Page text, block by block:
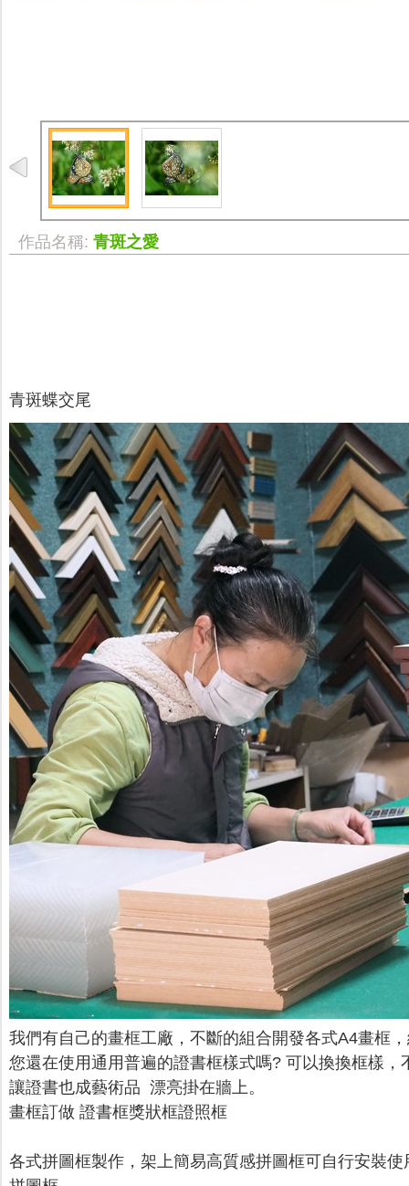
作品名稱: 青斑之愛
青斑蝶交尾
我們有自己的畫框工廠，不斷的組合開發各式A4畫框
您還在使用通用普遍的證書框樣式嗎? 可以換換框樣，
讓證書也成藝術品 漂亮掛在牆上。
畫框訂做 證書框獎狀框證照框
各式拼圖框製作，架上簡易高質感拼圖框可自行安裝